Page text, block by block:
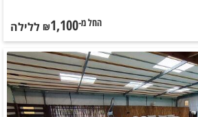
החל מ-₪1,100 ללילה